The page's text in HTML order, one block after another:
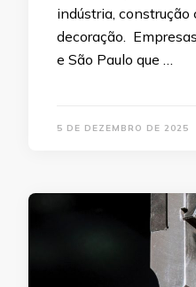
indústria, construção
decoração.
e São Paulo que …
5 DE DEZEMBRO DE 2025